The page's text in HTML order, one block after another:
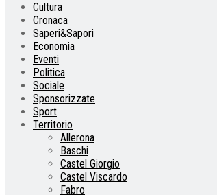
Cultura
Cronaca
Saperi&Sapori
Economia
Eventi
Politica
Sociale
Sponsorizzate
Sport
Territorio
Allerona
Baschi
Castel Giorgio
Castel Viscardo
Fabro